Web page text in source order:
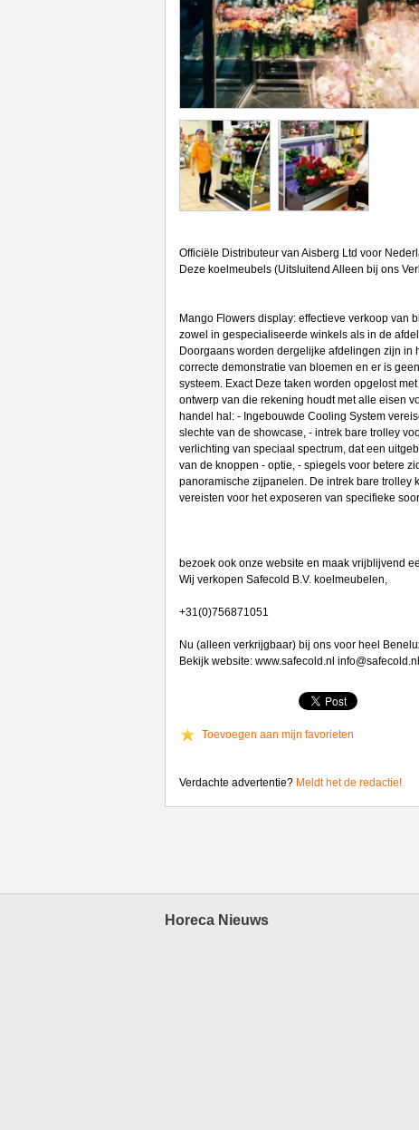
Officiële Distributeur van Aisberg Ltd voor
Deze koelmeubels (Uitsluitend Alleen bij ons
Mango Flowers display: effectieve verkoop van
zowel in gespecialiseerde winkels als in de
Doorgaans worden dergelijke afdelingen zijn in
correcte demonstratie van bloemen en er is
systeem. Exact Deze taken worden opgelost
ontwerp van die rekening houdt met alle eisen
handel hal: - Ingebouwde Cooling System
slechte van de showcase, - intrek bare trolley
verlichting van speciaal spectrum, dat een
van de knoppen - optie, - spiegels voor betere
panoramische zijpanelen. De intrek bare
vereisten voor het exposeren van specifieke
bezoek ook onze website en maak vrijblijvend
Wij verkopen Safecold B.V. koelmeubelen,
+31(0)756871051
Nu (alleen verkrijgbaar) bij ons voor heel
Bekijk website: www.safecold.nl info@safecold.nl
Toevoegen aan mijn favorieten
Verdachte advertentie? Meldt het de redactie!
Horeca Nieuws